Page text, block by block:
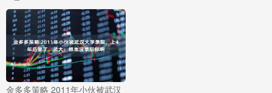
金多多策略 2011年小伙被武汉